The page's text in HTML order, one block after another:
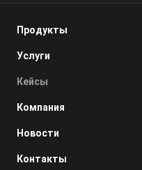
Продукты
Услуги
Кейсы
Компания
Новости
Контакты